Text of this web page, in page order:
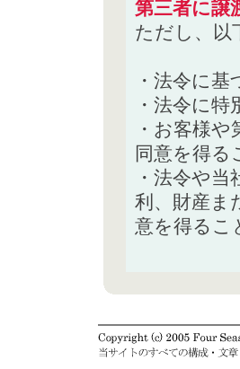
第三者に譲
ただし、以
・法令に
・法令に
・お客様
同意を得る
・法令や
利、財産ま
意を得るこ